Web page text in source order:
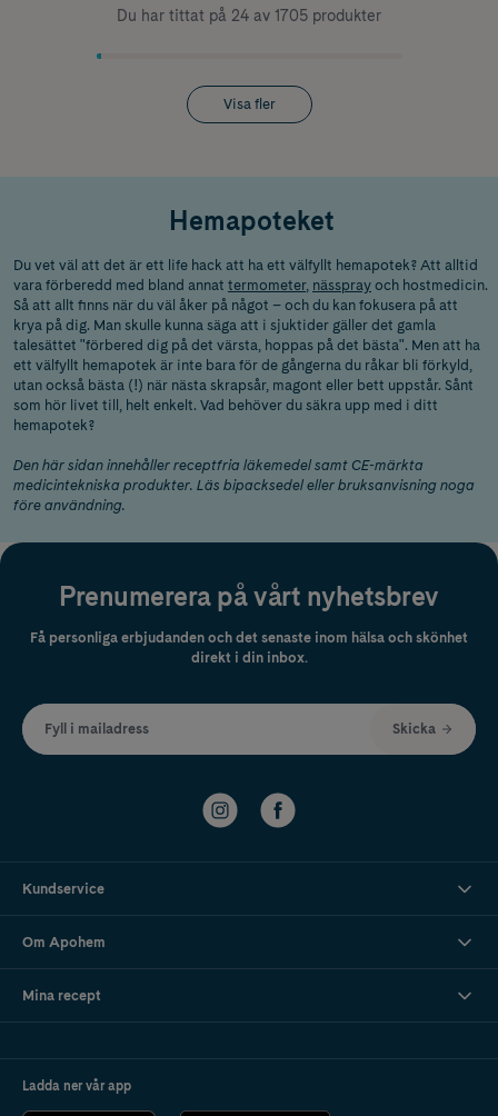
Du har tittat på 24 av 1705 produkter
Visa fler
Hemapoteket
Du vet väl att det är ett life hack att ha ett välfyllt hemapotek? Att alltid
vara förberedd med bland annat termometer, nässpray och hostmedicin.
Så att allt finns när du väl åker på något – och du kan fokusera på att
krya på dig. Man skulle kunna säga att i sjuktider gäller det gamla
talesättet "förbered dig på det värsta, hoppas på det bästa". Men att ha
ett välfyllt hemapotek är inte bara för de gångerna du råkar bli förkyld,
utan också bästa (!) när nästa skrapsår, magont eller bett uppstår. Sånt
som hör livet till, helt enkelt. Vad behöver du säkra upp med i ditt
hemapotek?
Den här sidan innehåller receptfria läkemedel samt CE-märkta
medicintekniska produkter. Läs bipacksedel eller bruksanvisning noga
före användning.
Prenumerera på vårt nyhetsbrev
Få personliga erbjudanden och det senaste inom hälsa och skönhet
direkt i din inbox.
Fyll i mailadress Skicka
Kundservice
Om Apohem
Mina recept
Ladda ner vår app